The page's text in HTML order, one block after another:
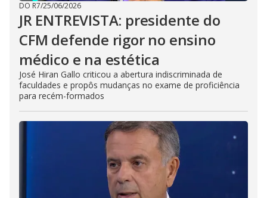
DO R7/25/06/2026
JR ENTREVISTA: presidente do
CFM defende rigor no ensino
médico e na estética
José Hiran Gallo criticou a abertura indiscriminada de
faculdades e propôs mudanças no exame de proficiência
para recém-formados